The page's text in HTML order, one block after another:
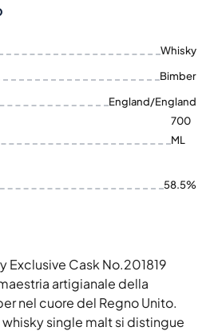
Whisky
Bimber
England/England
700
ML
58.5%
Exclusive Cask No.201819
artigianale della
nel cuore del Regno Unito.
single malt si distingue